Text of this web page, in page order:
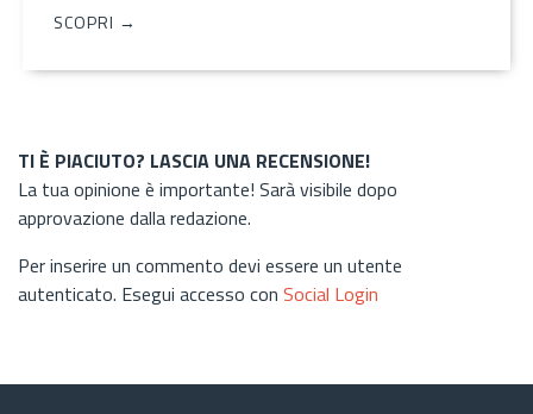
SCOPRI →
TI È PIACIUTO? LASCIA UNA RECENSIONE!
La tua opinione è importante! Sarà visibile dopo
approvazione dalla redazione.
Per inserire un commento devi essere un utente
autenticato. Esegui accesso con Social Login